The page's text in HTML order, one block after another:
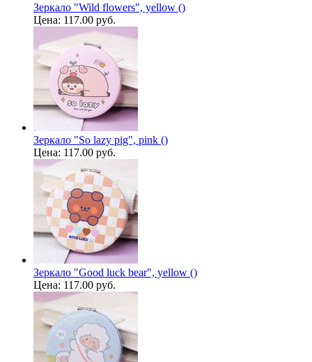
Зеркало "Wild flowers", yellow ()
Цена: 117.00 руб.
Зеркало "So lazy pig", pink ()
Цена: 117.00 руб.
Зеркало "Good luck bear", yellow ()
Цена: 117.00 руб.